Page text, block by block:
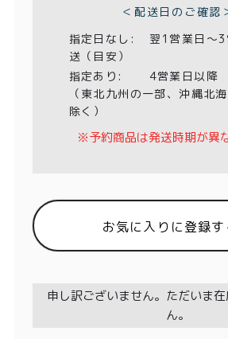
＜配送日のご確認
指定日なし:
翌1営業日〜
送（目安）
指定あり:
4営業日以降
（東北九州の一部、沖縄北
除く）
※予約商品は発送時期が異
お気に入りに登録す
申し訳ございません。ただいま
ん。